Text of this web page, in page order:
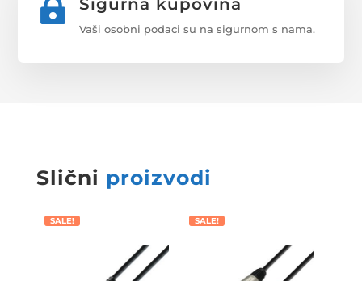
 Sigurna kupovina
Vaši osobni podaci su na sigurnom s nama.
Slični proizvodi
SALE! SALE!